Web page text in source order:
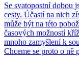
Se sva­to­post­ní dobou
cesty. Účas­tí na nich
mů­že být na této
ča­so­vých mož­nos­tí
mnoho za­myš­le­ní k
Chce­me se proto o ně